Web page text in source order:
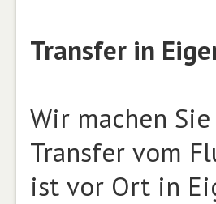
Transfer in
Wir machen
Transfer vom
ist vor Ort in